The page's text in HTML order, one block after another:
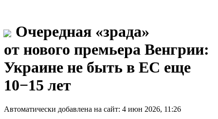
Очередная «зрада»
от нового премьера Венгрии:
Украине не быть в ЕС еще
10−15 лет
Автоматически добавлена на сайт: 4 июн 2026, 11:26